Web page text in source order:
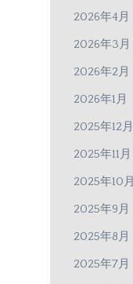
2026年4月
2026年3月
2026年2月
2026年1月
2025年12月
2025年11月
2025年10月
2025年9月
2025年8月
2025年7月